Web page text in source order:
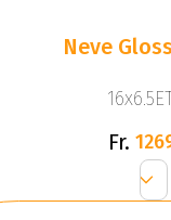
Neve
Fr.